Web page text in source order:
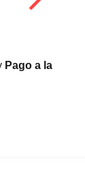
Pago a la